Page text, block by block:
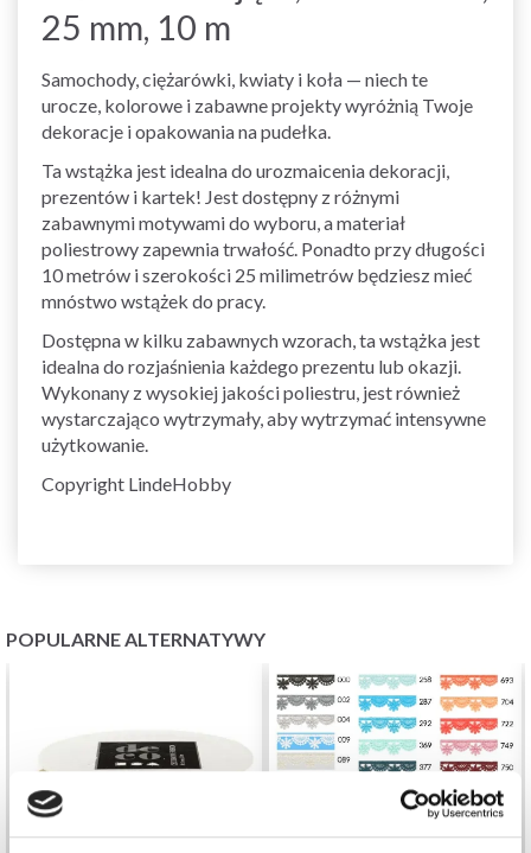
25 mm, 10 m
Samochody, ciężarówki, kwiaty i koła — niech te
urocze, kolorowe i zabawne projekty wyróżnią Twoje
dekoracje i opakowania na pudełka.
Ta wstążka jest idealna do urozmaicenia dekoracji,
prezentów i kartek! Jest dostępny z różnymi
zabawnymi motywami do wyboru, a materiał
poliestrowy zapewnia trwałość. Ponadto przy długości
10 metrów i szerokości 25 milimetrów będziesz mieć
mnóstwo wstążek do pracy.
Dostępna w kilku zabawnych wzorach, ta wstążka jest
idealna do rozjaśnienia każdego prezentu lub okazji.
Wykonany z wysokiej jakości poliestru, jest również
wystarczająco wytrzymały, aby wytrzymać intensywne
użytkowanie.
Copyright LindeHobby
POPULARNE ALTERNATYWY